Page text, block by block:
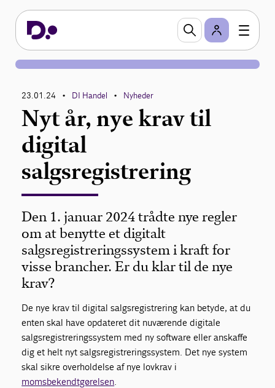
23.01.24 • DI Handel • Nyheder
Nyt år, nye krav til
digital
salgsregistrering
Den 1. januar 2024 trådte nye regler
om at benytte et digitalt
salgsregistreringssystem i kraft for
visse brancher. Er du klar til de nye
krav?
De nye krav til digital salgsregistrering kan betyde, at du
enten skal have opdateret dit nuværende digitale
salgsregistreringssystem med ny software eller anskaffe
dig et helt nyt salgsregistreringssystem. Det nye system
skal sikre overholdelse af nye lovkrav i
momsbekendtgørelsen.